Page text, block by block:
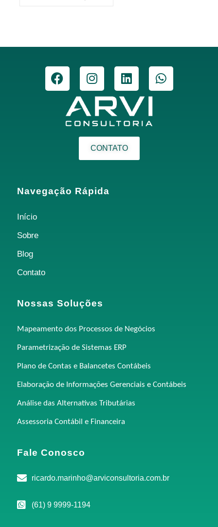
CONTATO
Navegação Rápida
Início
Sobre
Blog
Contato
Nossas Soluções
Mapeamento dos Processos de Negócios
Parametrização de Sistemas ERP
Plano de Contas e Balancetes Contábeis
Elaboração de Informações Gerenciais e Contábeis
Análise das Alternativas Tributárias
Assessoria Contábil e Financeira
Fale Conosco
ricardo.marinho@arviconsultoria.com.br
(61) 9 9999-1194